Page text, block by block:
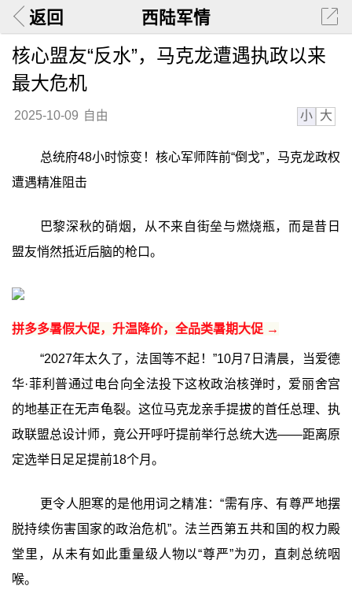
返回 西陆军情
核心盟友“反水”，马克龙遭遇执政以来
最大危机
2025-10-09 自由 小 大
总统府48小时惊变！核心军师阵前“倒戈”，马克龙政权
遭遇精准阻击
巴黎深秋的硝烟，从不来自街垒与燃烧瓶，而是昔日
盟友悄然抵近后脑的枪口。
拼多多暑假大促，升温降价，全品类暑期大促 →
“2027年太久了，法国等不起！”10月7日清晨，当爱德
华·菲利普通过电台向全法投下这枚政治核弹时，爱丽舍宫
的地基正在无声龟裂。这位马克龙亲手提拔的首任总理、执
政联盟总设计师，竟公开呼吁提前举行总统大选——距离原
定选举日足足提前18个月。
更令人胆寒的是他用词之精准：“需有序、有尊严地摆
脱持续伤害国家的政治危机”。法兰西第五共和国的权力殿
堂里，从未有如此重量级人物以“尊严”为刃，直刺总统咽
喉。